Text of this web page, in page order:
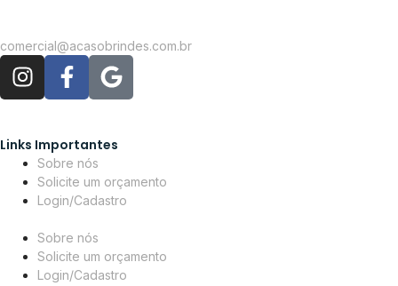
comercial@acasobrindes.com.br
Links Importantes
Sobre nós
Solicite um orçamento
Login/Cadastro
Sobre nós
Solicite um orçamento
Login/Cadastro